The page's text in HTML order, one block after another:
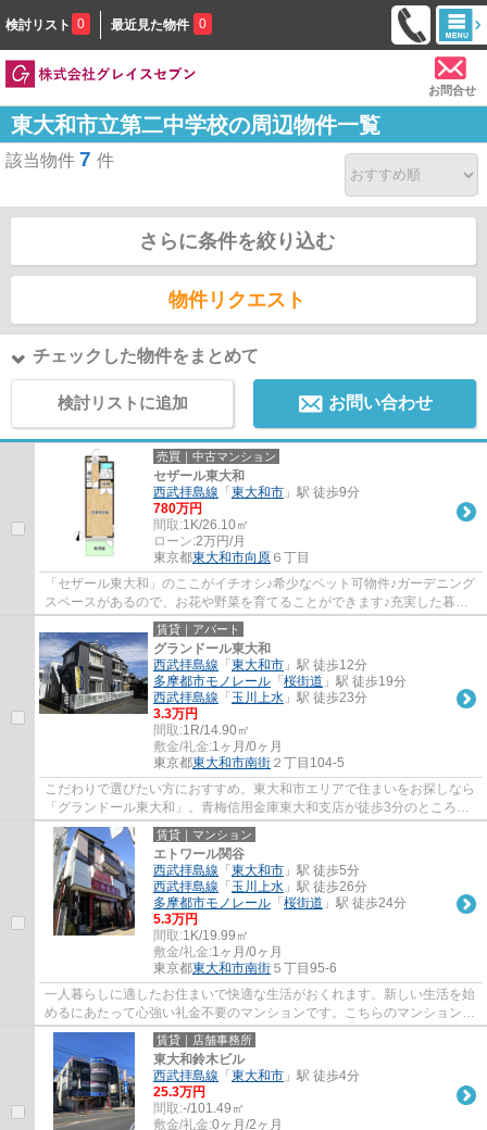
検討リスト 0 最近見た物件 0
お問合せ
東大和市立第二中学校の周辺物件一覧
該当物件 7 件
さらに条件を絞り込む
物件リクエスト
チェックした物件をまとめて
検討リストに追加 お問い合わせ
売買｜中古マンション
セザール東大和
西武拝島線 「 東大和市 」駅 徒歩9分
780万円
間取:1K/26.10㎡
ローン:2万円/月
東京都東大和市向原 ６丁目
「セザール東大和」のここがイチオシ♪希少なペット可物件♪ガーデニング
スペースがあるので、お花や野菜を育てることができます♪充実した暮ら
しを東大和市エリアで見つけましょう♪042-5...
賃貸｜アパート
グランドール東大和
西武拝島線 「 東大和市 」駅 徒歩12分
多摩都市モノレール 「 桜街道 」駅 徒歩19分
西武拝島線 「 玉川上水 」駅 徒歩23分
3.3万円
間取:1R/14.90㎡
敷金/礼金:1ヶ月/0ヶ月
東京都東大和市南街 ２丁目104-5
こだわりで選びたい方におすすめ。東大和市エリアで住まいをお探しなら
「グランドール東大和」。青梅信用金庫東大和支店が徒歩3分のところに
あります。ご年配の方向けの設備がついた物...
賃貸｜マンション
エトワール関谷
西武拝島線 「 東大和市 」駅 徒歩5分
西武拝島線 「 玉川上水 」駅 徒歩26分
多摩都市モノレール 「 桜街道 」駅 徒歩24分
5.3万円
間取:1K/19.99㎡
敷金/礼金:1ヶ月/0ヶ月
東京都東大和市南街 ５丁目95-6
一人暮らしに適したお住まいで快適な生活がおくれます。新しい生活を始
めるにあたって心強い礼金不要のマンションです。こちらのマンションは
南向きです。一口コンロが付いています。...
賃貸｜店舗事務所
東大和鈴木ビル
西武拝島線 「 東大和市 」駅 徒歩4分
25.3万円
間取:-/101.49㎡
敷金/礼金:0ヶ月/2ヶ月